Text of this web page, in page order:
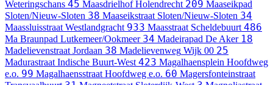
Weteringschans 45 Maasdrielhof Holendrecht 209 Maaseikpad
Sloten/Nieuw-Sloten 38 Maaseikstraat Sloten/Nieuw-Sloten 34
Maassluisstraat Westlandgracht 933 Maasstraat Scheldebuurt 486
Ma Braunpad Lutkemeer/Ookmeer 34 Madeirapad De Aker 18
Madelievenstraat Jordaan 38 Madelievenweg Wijk 00 25
Madurastraat Indische Buurt-West 423 Magalhaensplein Hoofdweg
e.o. 99 Magalhaensstraat Hoofdweg e.o. 60 Magersfonteinstraat